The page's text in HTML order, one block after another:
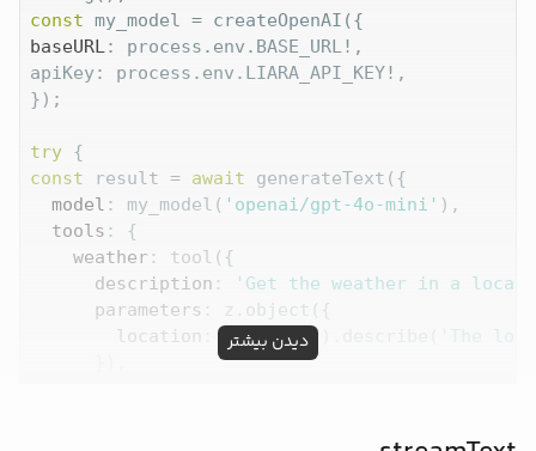
const
baseURL : process.env.BASE_URL!,
apiKey: process.env.LIARA_API_KEY!,
});
try
const result = await generateText({
model : my_model( 'openai/gpt-4o-mini' ),
tools : {
weather: tool({
description :
'Get the weather in a
parameters : z.object({
location : z.string().describe(
'The
دیدن بیشتر